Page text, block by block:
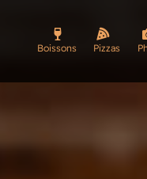
Boissons Pizzas